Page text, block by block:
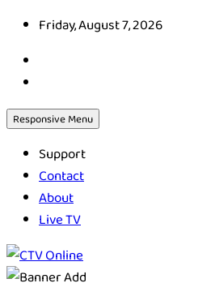
Skip
content
Friday, August 7, 2026
Responsive Menu
Support
Contact
About
Live TV